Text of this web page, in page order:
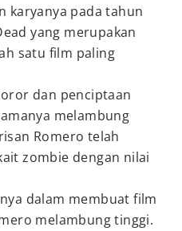
karyanya pada tahun
yang merupakan
satu film paling
dan penciptaan
melambung
Romero telah
zombie dengan nilai
dalam membuat film
melambung tinggi.